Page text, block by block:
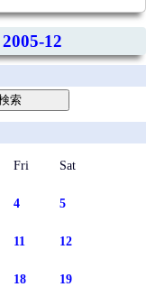
2005-12
Fri Sat
4 5
11 12
18 19